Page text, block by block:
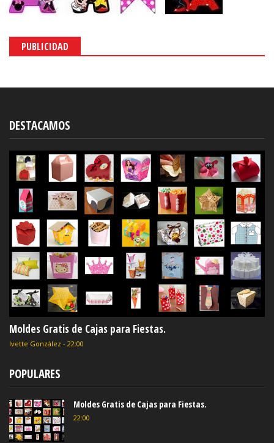
PUBLICIDAD
DESTACAMOS
Moldes Gratis de Cajas para Fiestas.
Ivette González - 22:00
POPULARES
Moldes Gratis de Cajas para Fiestas.
22:00